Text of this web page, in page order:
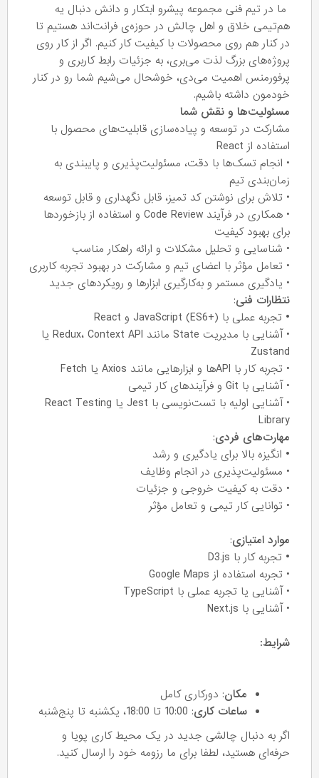
ما در تیم فنی مجموعه پیشرو ابتکار و دانش دنبال یه
هم‌تیمی خلاق و اهل چالش در حوزه‌ی فرانت‌اند هستیم تا
در کنار هم روی محصولات با کیفیت کار کنیم. اگر از کار روی
پروژه‌های بزرگ لذت می‌بری، به جزئیات رابط کاربری و
پرفورمنس اهمیت می‌دی، خوشحال می‌شیم شما رو در کنار
خودمون داشته باشیم.
مسئولیت‌ها و نقش شما
مشارکت در توسعه و پیاده‌سازی قابلیت‌های محصول با
استفاده از React
• انجام تسک‌ها با دقت، مسئولیت‌پذیری و پایبندی به
زمان‌بندی تیم
• تلاش برای نوشتن کد تمیز، قابل نگهداری و قابل توسعه
• همکاری در فرآیند Code Review و استفاده از بازخوردها
برای بهبود کیفیت
• شناسایی و تحلیل مشکلات و ارائه راهکار مناسب
• تعامل مؤثر با اعضای تیم و مشارکت در بهبود تجربه کاربری
• یادگیری مستمر و به‌کارگیری ابزارها و رویکردهای جدید
نتظارات فنی:
• تجربه عملی با JavaScript (ES6+) و React
• آشنایی با مدیریت State مانند Redux، Context API یا
Zustand
• تجربه کار با APIها و ابزارهایی مانند Axios یا Fetch
• آشنایی با Git و فرآیندهای کار تیمی
• آشنایی اولیه با تست‌نویسی با Jest یا React Testing
Library
مهارت‌های فردی:
• انگیزه بالا برای یادگیری و رشد
• مسئولیت‌پذیری در انجام وظایف
• دقت به کیفیت خروجی و جزئیات
• توانایی کار تیمی و تعامل مؤثر
موارد امتیازی:
• تجربه کار با D3.js
• تجربه استفاده از Google Maps
• آشنایی یا تجربه عملی با TypeScript
• آشنایی با Next.js
شرایط:
مکان: دورکاری کامل
ساعات کاری: 10:00 تا 18:00، یکشنبه تا پنج‌شنبه
اگر به دنبال چالشی جدید در یک محیط کاری پویا و
حرفه‌ای هستید، لطفا برای ما رزومه خود را ارسال کنید.